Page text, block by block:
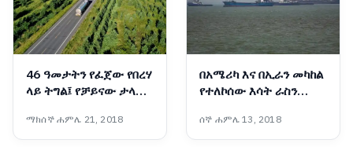
46 ዓመታትን የፈጀው የበረሃ
ላይ ትግል፤ የቻይናው ታላቁ
ስኬት
ማክሰኞ ሐምሌ 21, 2018
በአሜሪካ እና በኢራን መካከል
የተለኮሰው እሳት ራስን
ዓለም አቀፍ ተቋማት ጠየቁ
ሰኞ ሐምሌ 13, 2018